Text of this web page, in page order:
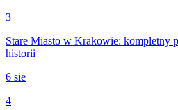
3
Stare Miasto w Krakowie: kompletny
historii
6 sie
4